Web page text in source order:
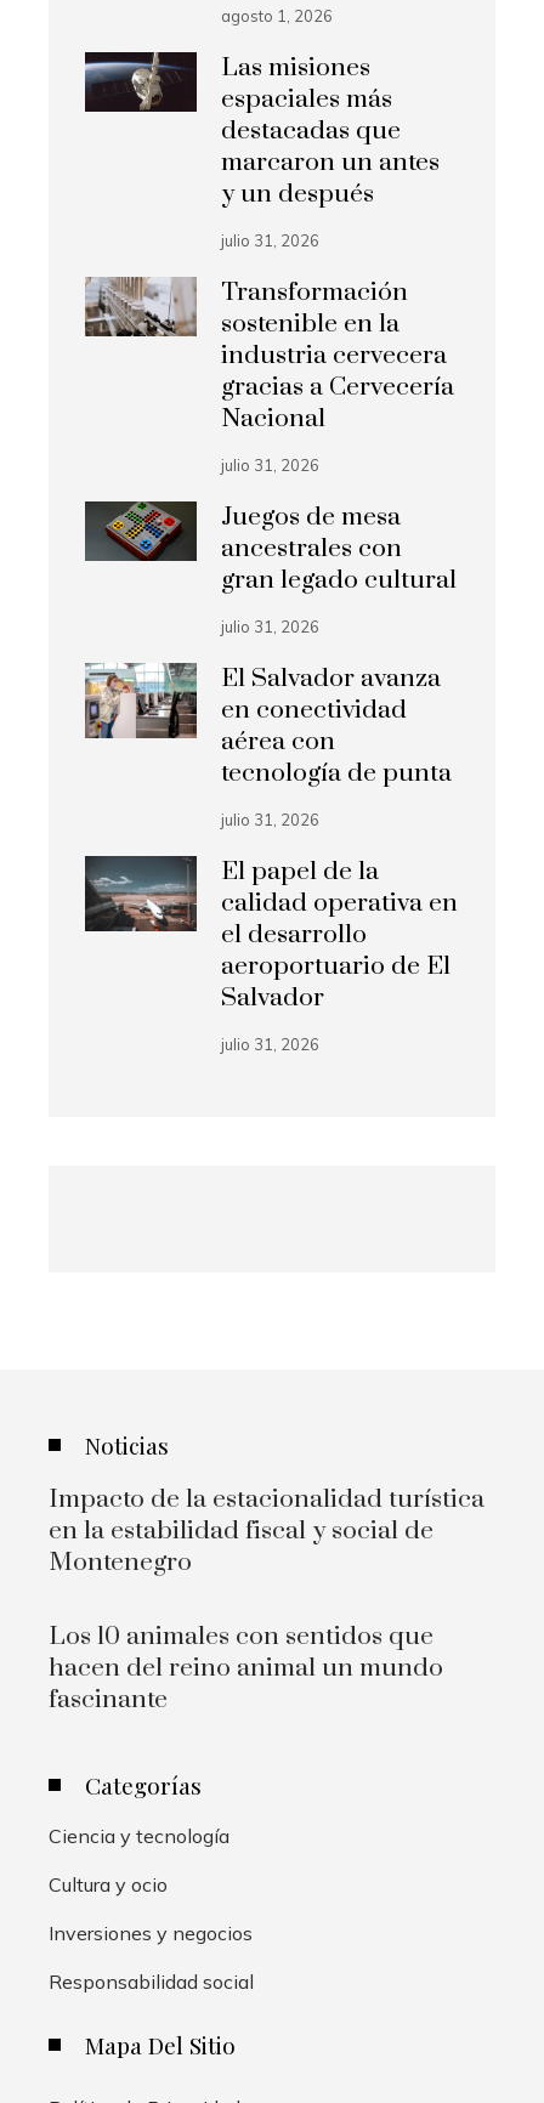
agosto 1, 2026
Las misiones
espaciales más
destacadas que
marcaron un antes
y un después
julio 31, 2026
Transformación
sostenible en la
industria cervecera
gracias a Cervecería
Nacional
julio 31, 2026
Juegos de mesa
ancestrales con
gran legado cultural
julio 31, 2026
El Salvador avanza
en conectividad
aérea con
tecnología de punta
julio 31, 2026
El papel de la
calidad operativa en
el desarrollo
aeroportuario de El
Salvador
julio 31, 2026
Noticias
Impacto de la estacionalidad turística
en la estabilidad fiscal y social de
Montenegro
Los 10 animales con sentidos que
hacen del reino animal un mundo
fascinante
Categorías
Ciencia y tecnología
Cultura y ocio
Inversiones y negocios
Responsabilidad social
Mapa Del Sitio